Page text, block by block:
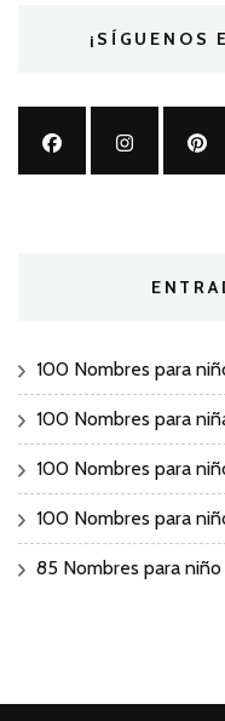
¡SÍGUENOS
100 Nombres para
100 Nombres para
100 Nombres para
100 Nombres para
85 Nombres para